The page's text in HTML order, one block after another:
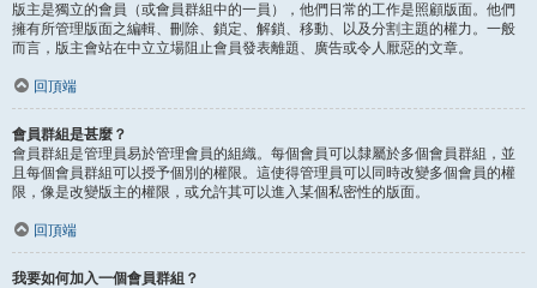
版主是獨立的會員（或會員群組中的一員），他們日常的工作是照顧版面。他們
擁有所管理版面之編輯、刪除、鎖定、解鎖、移動、以及分割主題的權力。一般
而言，版主會站在中立立場阻止會員發表離題、廣告或令人厭惡的文章。
回頂端
會員群組是甚麼？
會員群組是管理員易於管理會員的組織。每個會員可以隸屬於多個會員群組，並
且每個會員群組可以授予個別的權限。這使得管理員可以同時改變多個會員的權
限，像是改變版主的權限，或允許其可以進入某個私密性的版面。
回頂端
我要如何加入一個會員群組？